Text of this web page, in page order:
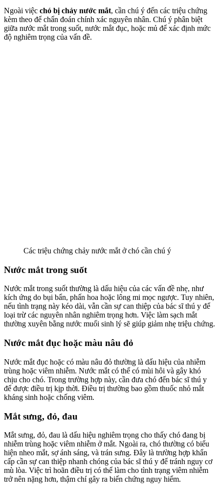
Ngoài việc chó bị chảy nước mắt, cần chú ý đến các triệu chứng
kèm theo để chẩn đoán chính xác nguyên nhân. Chú ý phân biệt
giữa nước mắt trong suốt, nước mắt đục, hoặc mủ để xác định mức
độ nghiêm trọng của vấn đề.
Các triệu chứng chảy nước mắt ở chó cần chú ý
Nước mắt trong suốt
Nước mắt trong suốt thường là dấu hiệu của các vấn đề nhẹ, như
kích ứng do bụi bẩn, phấn hoa hoặc lông mi mọc ngược. Tuy nhiên,
nếu tình trạng này kéo dài, vẫn cần sự can thiệp của bác sĩ thú y để
loại trừ các nguyên nhân nghiêm trọng hơn. Việc làm sạch mắt
thường xuyên bằng nước muối sinh lý sẽ giúp giảm nhẹ triệu chứng.
Nước mắt đục hoặc màu nâu đỏ
Nước mắt đục hoặc có màu nâu đỏ thường là dấu hiệu của nhiễm
trùng hoặc viêm nhiễm. Nước mắt có thể có mùi hôi và gây khó
chịu cho chó. Trong trường hợp này, cần đưa chó đến bác sĩ thú y
để được điều trị kịp thời. Điều trị thường bao gồm thuốc nhỏ mắt
kháng sinh hoặc chống viêm.
Mắt sưng, đỏ, đau
Mắt sưng, đỏ, đau là dấu hiệu nghiêm trọng cho thấy chó đang bị
nhiễm trùng hoặc viêm nhiễm ở mắt. Ngoài ra, chó thường có biểu
hiện nheo mắt, sợ ánh sáng, và trán sưng. Đây là trường hợp khẩn
cấp cần sự can thiệp nhanh chóng của bác sĩ thú y để tránh nguy cơ
mù lòa. Việc trì hoãn điều trị có thể làm cho tình trạng viêm nhiễm
trở nên nặng hơn, thậm chí gây ra biến chứng nguy hiểm.